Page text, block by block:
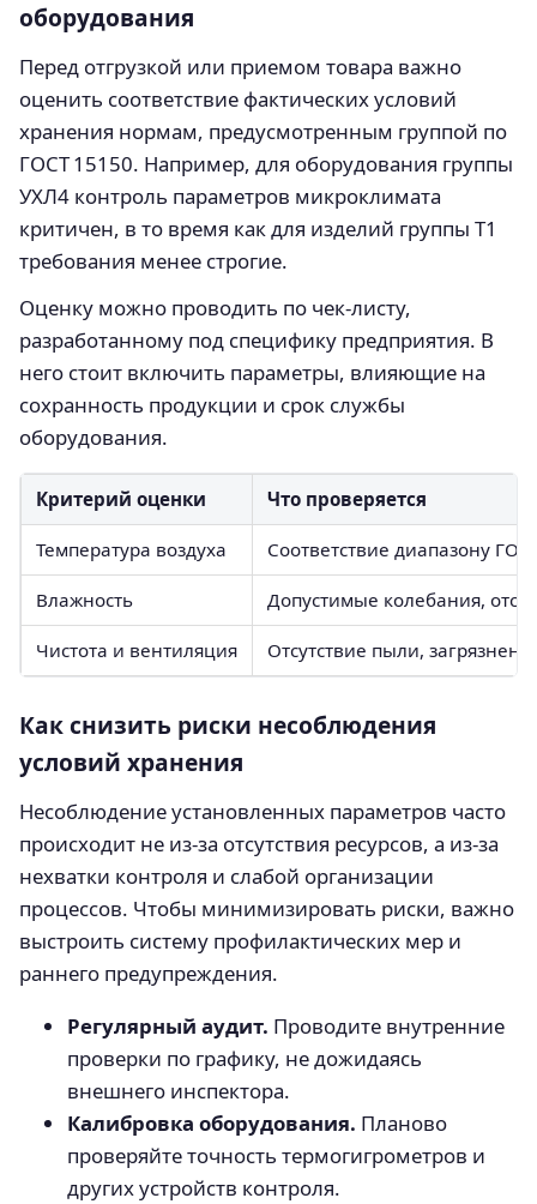
оборудования
Перед отгрузкой или приемом товара важно
оценить соответствие фактических условий
хранения нормам, предусмотренным группой по
ГОСТ 15150. Например, для оборудования группы
УХЛ4 контроль параметров микроклимата
критичен, в то время как для изделий группы Т1
требования менее строгие.
Оценку можно проводить по чек-листу,
разработанному под специфику предприятия. В
него стоит включить параметры, влияющие на
сохранность продукции и срок службы
оборудования.
Критерий оценки Что проверяется
Температура воздуха Соответствие диапазону
Влажность Допустимые колебания,
Чистота и вентиляция Отсутствие пыли,
Как снизить риски несоблюдения
условий хранения
Несоблюдение установленных параметров часто
происходит не из-за отсутствия ресурсов, а из-за
нехватки контроля и слабой организации
процессов. Чтобы минимизировать риски, важно
выстроить систему профилактических мер и
раннего предупреждения.
Регулярный аудит. Проводите внутренние
проверки по графику, не дожидаясь
внешнего инспектора.
Калибровка оборудования. Планово
проверяйте точность термогигрометров и
других устройств контроля.